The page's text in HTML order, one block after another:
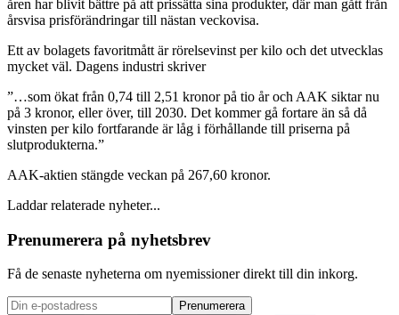
åren har blivit bättre på att prissätta sina produkter, där man gått från
årsvisa prisförändringar till nästan veckovisa.
Ett av bolagets favoritmått är rörelsevinst per kilo och det utvecklas
mycket väl. Dagens industri skriver
”…som ökat från 0,74 till 2,51 kronor på tio år och AAK siktar nu
på 3 kronor, eller över, till 2030. Det kommer gå fortare än så då
vinsten per kilo fortfarande är låg i förhållande till priserna på
slutprodukterna.”
AAK-aktien stängde veckan på 267,60 kronor.
Laddar relaterade nyheter...
Prenumerera på nyhetsbrev
Få de senaste nyheterna om nyemissioner direkt till din inkorg.
Prenumerera